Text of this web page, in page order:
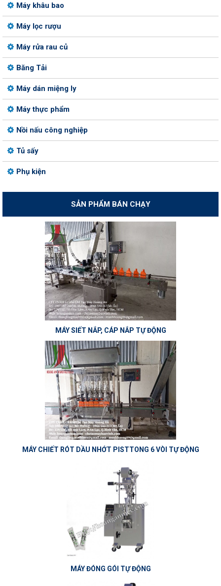
Máy khâu bao
Máy lọc rượu
Máy rửa rau củ
Băng Tải
Máy dán miệng ly
Máy thực phẩm
Nồi nấu công nghiệp
Tủ sấy
Phụ kiện
SẢN PHẨM BÁN CHẠY
MÁY SIẾT NẮP, CÁP NẮP TỰ ĐỘNG
MÁY CHIẾT RÓT DẦU NHỚT PISTTONG 6 VÒI TỰ ĐỘNG
MÁY ĐÓNG GÓI TỰ ĐỘNG